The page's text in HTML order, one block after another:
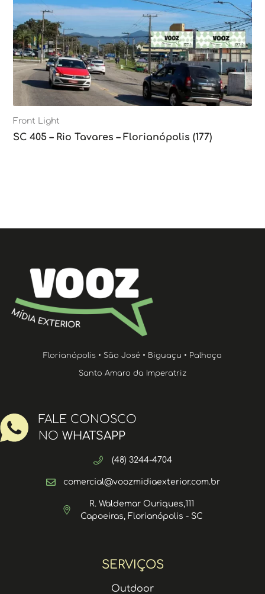
Front Light
SC 405 – Rio Tavares – Florianópolis (177)
SERVIÇOS
Outdoor
Florianópolis • São José • Biguaçu • Palhoça
Santo Amaro da Imperatriz
FALE CONOSCO
NO WHATSAPP
(48) 3244-4704
comercial@voozmidiaexterior.com.br
R. Waldemar Ouriques,111
Capoeiras, Florianópolis - SC